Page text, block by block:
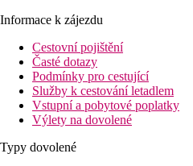
Informace k zájezdu
Cestovní pojištění
Časté dotazy
Podmínky pro cestující
Služby k cestování letadlem
Vstupní a pobytové poplatky
Výlety na dovolené
Typy dovolené